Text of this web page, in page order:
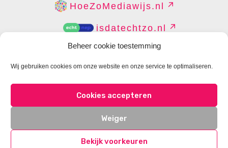
Beheer cookie toestemming
Wij gebruiken cookies om onze website en onze service te optimaliseren.
Cookies accepteren
Weiger
Bekijk voorkeuren
HoeZoMediawijs.nl
isdatechtzo.nl
DISCLAIMER PRIVACY
CONTACT
COOKIES BEHEREN